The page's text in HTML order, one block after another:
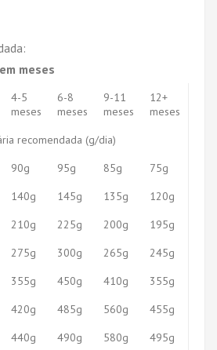
meses
4-5
meses
6-8
meses
9-11
meses
12+
meses
recomendada (g/dia)
90g 95g 85g
75g
140g 145g 135g
120g
210g 225g 200g
195g
275g 300g 265g
245g
355g 450g 410g
355g
420g 485g 560g
455g
440g 490g 580g
495g